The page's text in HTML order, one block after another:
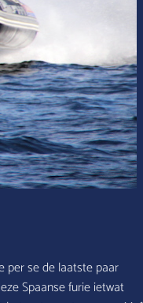
per se de laatste paar
Spaanse furie ietwat